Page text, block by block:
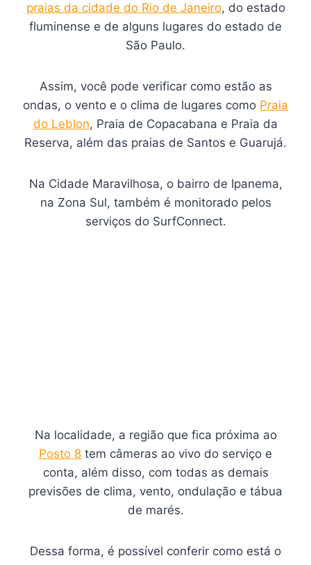
praias da cidade do Rio de Janeiro, do estado
fluminense e de alguns lugares do estado de
São Paulo.
Assim, você pode verificar como estão as
ondas, o vento e o clima de lugares como Praia
do Leblon, Praia de Copacabana e Praia da
Reserva, além das praias de Santos e Guarujá.
Na Cidade Maravilhosa, o bairro de Ipanema,
na Zona Sul, também é monitorado pelos
serviços do SurfConnect.
Na localidade, a região que fica próxima ao
Posto 8 tem câmeras ao vivo do serviço e
conta, além disso, com todas as demais
previsões de clima, vento, ondulação e tábua
de marés.
Dessa forma, é possível conferir como está o